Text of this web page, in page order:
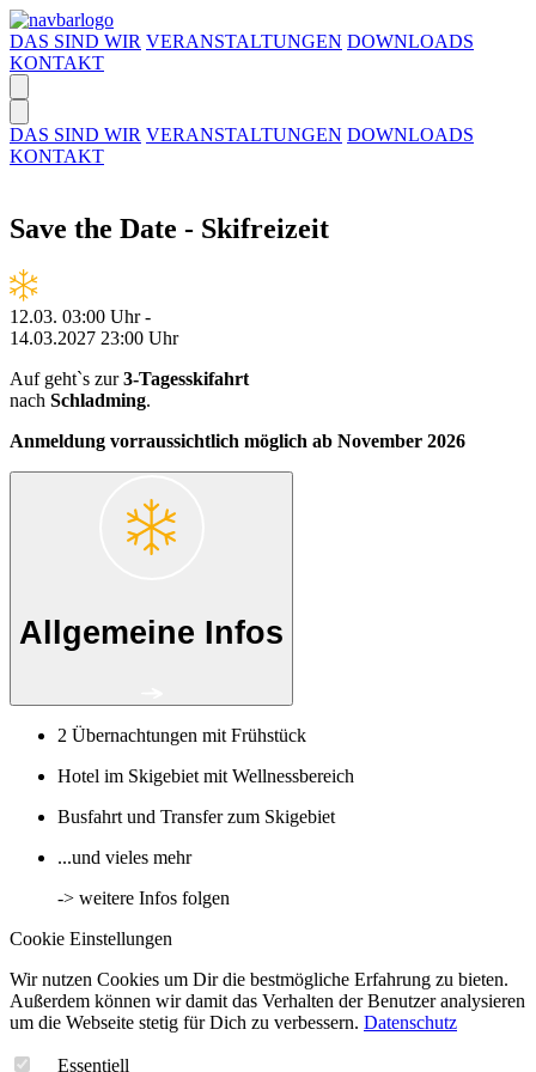
DAS SIND WIR VERANSTALTUNGEN DOWNLOADS
KONTAKT
DAS SIND WIR VERANSTALTUNGEN DOWNLOADS
KONTAKT
Save the Date - Skifreizeit
12.03. 03:00 Uhr-
14.03.2027 23:00 Uhr
Auf geht`s zur3-Tagesskifahrt
nach Schladming.
Anmeldung vorraussichtlich möglich ab November 2026
Allgemeine Infos
2 Übernachtungen mit Frühstück
Hotel im Skigebiet mit Wellnessbereich
Busfahrt und Transfer zum Skigebiet
...und vieles mehr
-> weitere Infos folgen
Cookie Einstellungen
Wir nutzen Cookies um Dir die bestmögliche Erfahrung zu bieten.
Außerdem können wir damit das Verhalten der Benutzer analysieren
um die Webseite stetig für Dich zu verbessern. Datenschutz
Essentiell